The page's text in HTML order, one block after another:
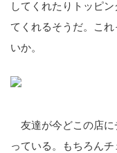
してくれたり トッピ
てくれるそうだ。これ
いか。
友達が今どこの店に
っている。もちろん
こ
の